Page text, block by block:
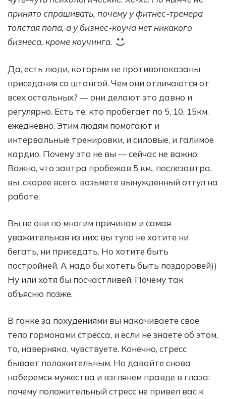
принято спрашивать, почему у фитнес-тренера
толстая попа, а у бизнес-коуча нет никакого
бизнеса, кроме коучинга.
Да, есть люди, которым не противопоказаны
приседания со штангой. Чем они отличаются от
всех остальных? — они делают это давно и
регулярно. Есть те, кто пробегает по 5, 10, 15км.
ежедневно. Этим людям помогают и
интервальные тренировки, и силовые, и галимое
кардио. Почему это не вы — сейчас не важно.
Важно, что завтра пробежав 5 км., послезавтра,
вы ,скорее всего, возьмете вынужденный отгул на
работе.
Вы не они по многим причинам и самая
уважительная из них: вы тупо не хотите ни
бегать, ни приседать. Но хотите быть
постройней. А надо бы хотеть быть поздоровей))
Ну или хотя бы посчастливей. Почему так
объясню позже.
В гонке за похудениями вы накачиваете свое
тело гормонами стресса, и если не знаете об этом,
то, наверняка, чувствуете. Конечно, стресс
бывает положительным. Но давайте снова
наберемся мужества и взглянем правде в глаза:
почему положительный стресс не привел вас к